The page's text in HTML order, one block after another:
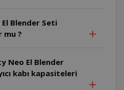
Blender Seti
mu ?
Neo El Blender
kabı kapasiteleri